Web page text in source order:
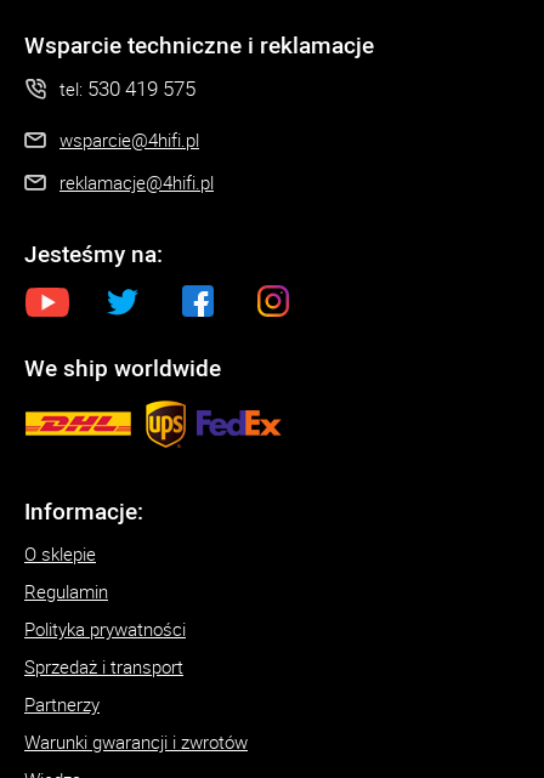
Wsparcie techniczne i reklamacje
tel: 530 419 575
wsparcie@4hifi.pl
reklamacje@4hifi.pl
Jesteśmy na:
We ship worldwide
Informacje:
O sklepie
Regulamin
Polityka prywatności
Sprzedaż i transport
Partnerzy
Warunki gwarancji i zwrotów